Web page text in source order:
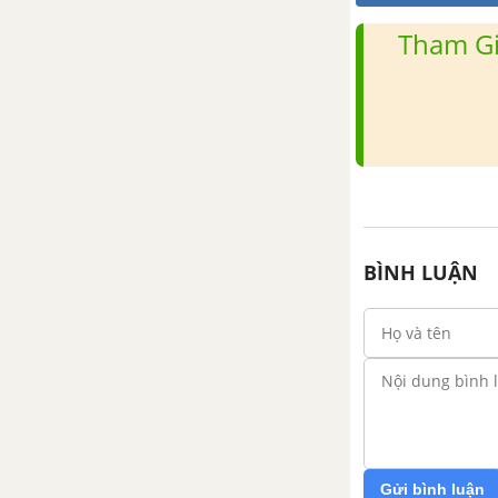
Tham
BÌNH LUẬN
Gửi bình luận